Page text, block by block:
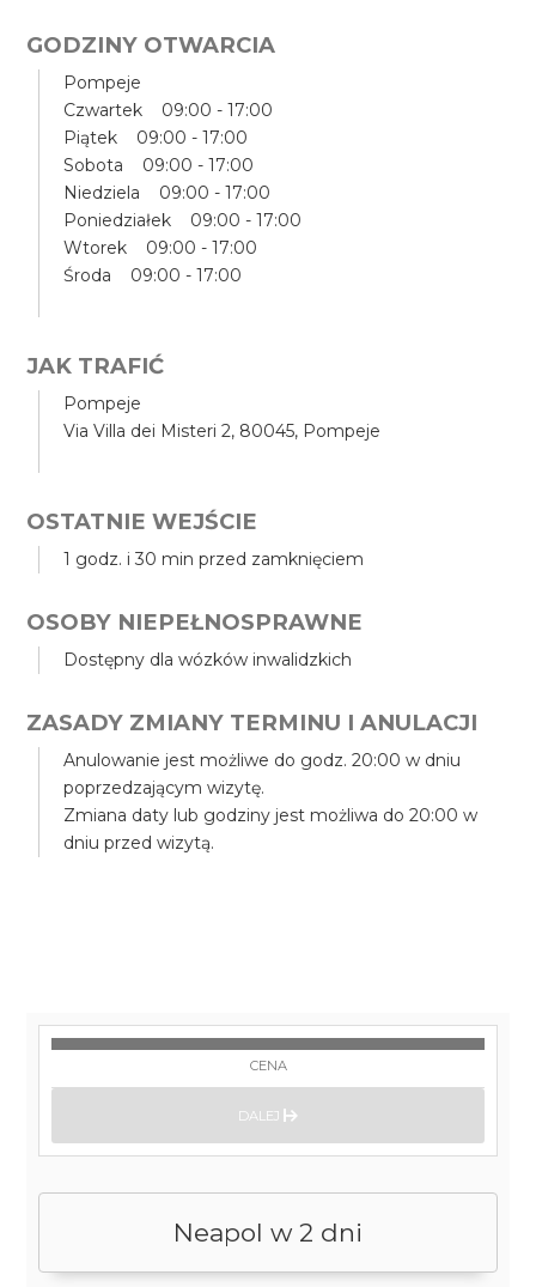
GODZINY OTWARCIA
Pompeje
Czwartek 09:00 - 17:00
Piątek 09:00 - 17:00
Sobota 09:00 - 17:00
Niedziela 09:00 - 17:00
Poniedziałek 09:00 - 17:00
Wtorek 09:00 - 17:00
Środa 09:00 - 17:00
JAK TRAFIĆ
Pompeje
Via Villa dei Misteri 2, 80045, Pompeje
OSTATNIE WEJŚCIE
1 godz. i 30 min przed zamknięciem
OSOBY NIEPEŁNOSPRAWNE
Dostępny dla wózków inwalidzkich
ZASADY ZMIANY TERMINU I ANULACJI
Anulowanie jest możliwe do godz. 20:00 w dniu
poprzedzającym wizytę.
Zmiana daty lub godziny jest możliwa do 20:00 w
dniu przed wizytą.
Neapol w 2 dni
CENA
DALEJ